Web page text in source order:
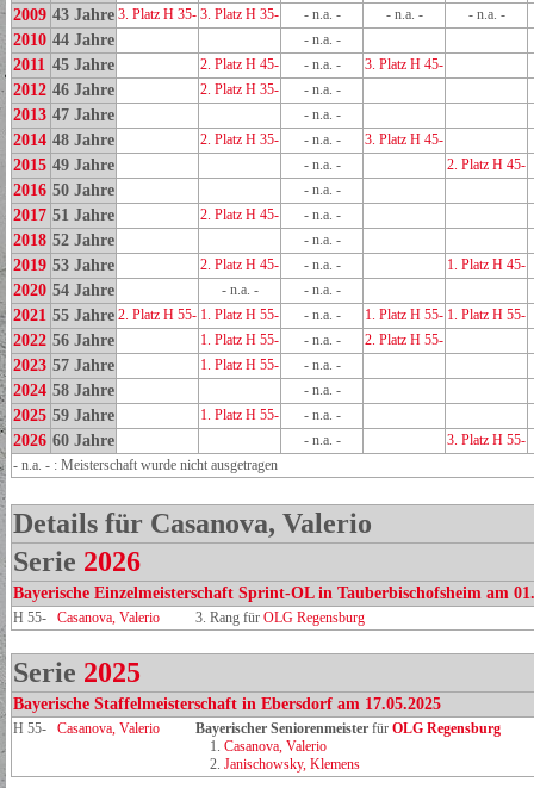
2009 43 Jahre 3. Platz H 35- 3. Platz H 35- - n.a. - - n.a. - - n.a. -
2010 44 Jahre - n.a. -
2011 45 Jahre 2. Platz H 45- - n.a. - 3. Platz H 45-
2012 46 Jahre 2. Platz H 35- - n.a. -
2013 47 Jahre - n.a. -
2014 48 Jahre 2. Platz H 35- - n.a. - 3. Platz H 45-
2015 49 Jahre - n.a. - 2. Platz H 45-
2016 50 Jahre - n.a. -
2017 51 Jahre 2. Platz H 45- - n.a. -
2018 52 Jahre - n.a. -
2019 53 Jahre 2. Platz H 45- - n.a. - 1. Platz H 45-
2020 54 Jahre - n.a. - - n.a. -
2021 55 Jahre 2. Platz H 55- 1. Platz H 55- - n.a. - 1. Platz H 55- 1. Platz H 55-
2022 56 Jahre 1. Platz H 55- - n.a. - 2. Platz H 55-
2023 57 Jahre 1. Platz H 55- - n.a. -
2024 58 Jahre - n.a. -
2025 59 Jahre 1. Platz H 55- - n.a. -
2026 60 Jahre - n.a. -
3. Platz H 55-
- n.a. - : Meisterschaft wurde nicht ausgetragen
Details für Casanova, Valerio
Serie 2026
Bayerische Einzelmeisterschaft Sprint-OL in Tauberbischofsheim am
H 55- Casanova, Valerio 3. Rang für OLG Regensburg
Serie 2025
Bayerische Staffelmeisterschaft in Ebersdorf am 17.05.2025
H 55- Casanova, Valerio Bayerischer Seniorenmeister für OLG Regensburg
1. Casanova, Valerio
2. Janischowsky, Klemens